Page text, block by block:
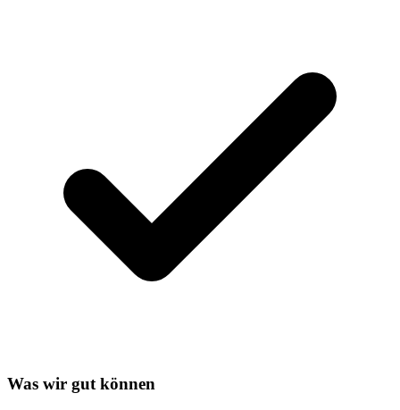
Was wir gut können